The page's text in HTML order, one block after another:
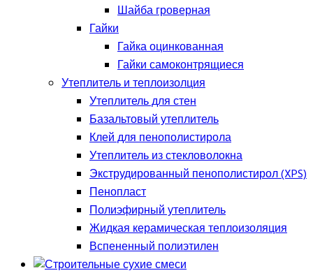
Шайба гроверная
Гайки
Гайка оцинкованная
Гайки самоконтрящиеся
Утеплитель и теплоизолция
Утеплитель для стен
Базальтовый утеплитель
Клей для пенополистирола
Утеплитель из стекловолокна
Экструдированный пенополистирол (XPS)
Пенопласт
Полиэфирный утеплитель
Жидкая керамическая теплоизоляция
Вспененный полиэтилен